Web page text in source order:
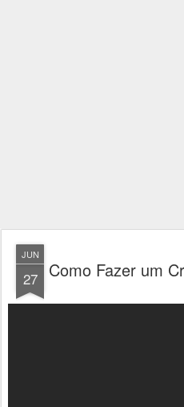
JUN
27 Como Fazer um